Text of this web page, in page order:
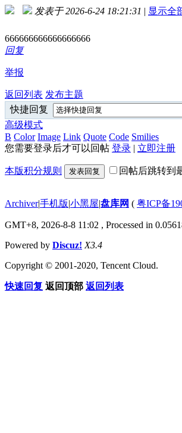
发表于 2026-6-24 18:21:31 | 显示全
666666666666666666
回复
举报
返回列表 发布主题
快捷回复
高级模式
B Color Image Link Quote Code Smilies
您需要登录后才可以回帖 登录 | 立即注册
本版积分规则 发表回复 回帖后跳转到
Archiver|手机版|小黑屋|盘库网 ( 粤ICP备
GMT+8, 2026-8-8 11:02 , Processed in
Powered by Discuz! X3.4
Copyright © 2001-2020, Tencent Cloud.
快速回复 返回顶部 返回列表